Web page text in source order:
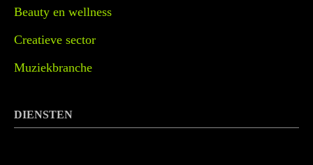
Beauty en wellness
Creatieve sector
Muziekbranche
DIENSTEN